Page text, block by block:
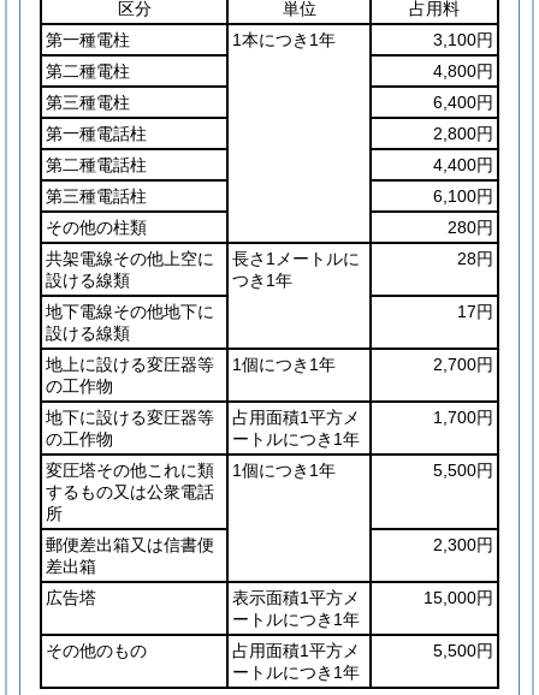
区分
単位
占用料
第一種電柱
1本につき1年
3,100円
第二種電柱
4,800円
第三種電柱
6,400円
第一種電話柱
2,800円
第二種電話柱
4,400円
第三種電話柱
6,100円
その他の柱類
280円
共架電線その他上空に
設ける線類
長さ1メートルに
つき1年
28円
地下電線その他地下に
設ける線類
17円
地上に設ける変圧器等
の工作物
1個につき1年 2,700円
地下に設ける変圧器等
の工作物
占用面積1平方メ
ートルにつき1年
1,700円
変圧塔その他これに類
するもの又は公衆電話
所
1個につき1年 5,500円
郵便差出箱又は信書便
差出箱
2,300円
広告塔
表示面積1平方メ
ートルにつき1年
15,000円
その他のもの
占用面積1平方メ
ートルにつき1年
5,500円